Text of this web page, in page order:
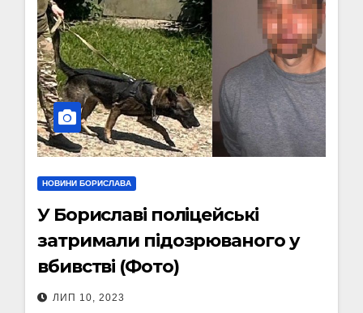
НОВИНИ БОРИСЛАВА
У Бориславі поліцейські
затримали підозрюваного у
вбивстві (Фото)
ЛИП 10, 2023